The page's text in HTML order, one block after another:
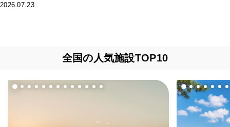
2026.07.23
全国の人気施設TOP10